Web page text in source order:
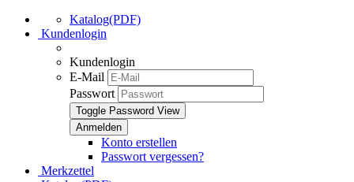
Katalog(PDF)
Kundenlogin
Kundenlogin
E-Mail
Passwort
Toggle Password View
Konto erstellen
Passwort vergessen?
Merkzettel